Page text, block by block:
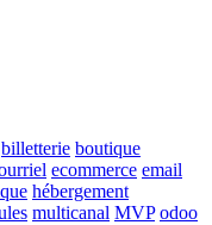
billetterie boutique
ecommerce email
hébergement
multicanal MVP odoo